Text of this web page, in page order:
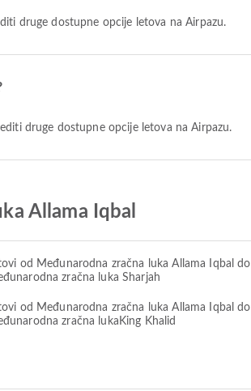
druge dostupne opcije letova na Airpazu.
druge dostupne opcije letova na Airpazu.
Allama Iqbal
od Međunarodna zračna luka Allama Iqbal do
zračna luka Sharjah
od Međunarodna zračna luka Allama Iqbal do
zračna lukaKing Khalid